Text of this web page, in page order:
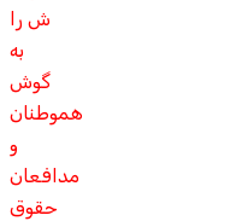
ش را
به
گوش
هموطنان
و
مدافعان
حقوق